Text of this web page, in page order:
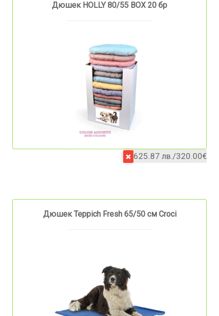
Дюшек HOLLY 80/55 BOX 20 бр
625.87 лв./320.00€
Дюшек Teppich Fresh 65/50 см Croci